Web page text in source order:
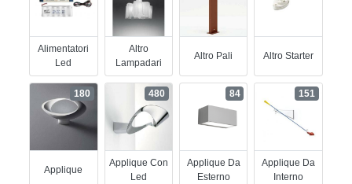
Alimentatori
Led
Altro
Lampadari
Altro Pali Altro Starter
Applique
180
Applique Con
Led
480
Applique Da
Esterno
84
Applique Da
Interno
151